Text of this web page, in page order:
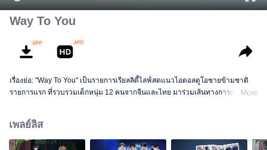
Way To You
เรื่องย่อ: "Way To You" เป็นรายการเรียลลิตี้ไลฟ์สดแนวไอดอลดูโอชายข้ามชาติ
รายการแรก ที่รวบรวมเด็กหนุ่ม 12 คนจากจีนและไทย มาร่วมเส้นทางการเติบโต
ได้โดยตรงผ่านการโหวต การสนับสนุน และกิจกรรมต่าง ๆ ท้ายที่สุด คู่ CP จะได้เด
บิวต์อบนเวทีระดับโลก
More
เพลย์ลิส